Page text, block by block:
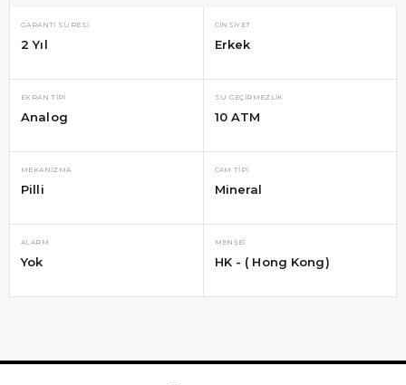
GARANTI SÜRESI
2 Yıl
CINSIYET
Erkek
EKRAN TIPI
Analog
SU GEÇIRMEZLIK
10 ATM
MEKANIZMA
Pilli
CAM TIPI
Mineral
ALARM
Yok
MENŞEI
HK - ( Hong Kong)